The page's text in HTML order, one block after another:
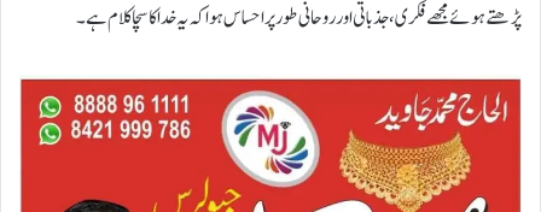
پڑھتے ہوئے مجھے فکری، جذباتی اور روحانی طور پر احساس ہوا کہ یہ خدا کا سچا کلام ہے۔